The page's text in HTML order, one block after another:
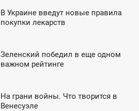
В Украине введут новые правила
покупки лекарств
Зеленский победил в еще одном
важном рейтинге
На грани войны. Что творится в
Венесуэле